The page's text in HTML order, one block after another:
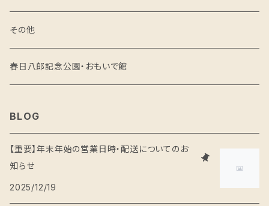
醸造品
味噌
その他の発酵食品
麺
その他
春日八郎記念公園・おもいで館
BLOG
【重要】年末年始の営業日時・配送についてのお
知らせ
2025/12/19